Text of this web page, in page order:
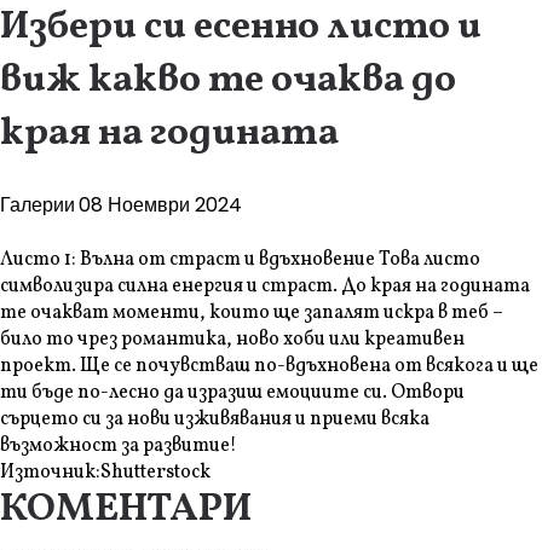
Избери си есенно листо и
виж какво те очаква до
края на годината
Галерии08 Ноември 2024
Листо 1: Вълна от страст и вдъхновение Това листо
символизира силна енергия и страст. До края на годината
те очакват моменти, които ще запалят искра в теб –
било то чрез романтика, ново хоби или креативен
проект. Ще се почувстваш по-вдъхновена от всякога и ще
ти бъде по-лесно да изразиш емоциите си. Отвори
сърцето си за нови изживявания и приеми всяка
възможност за развитие!
Източник:Shutterstock
КОМЕНТАРИ